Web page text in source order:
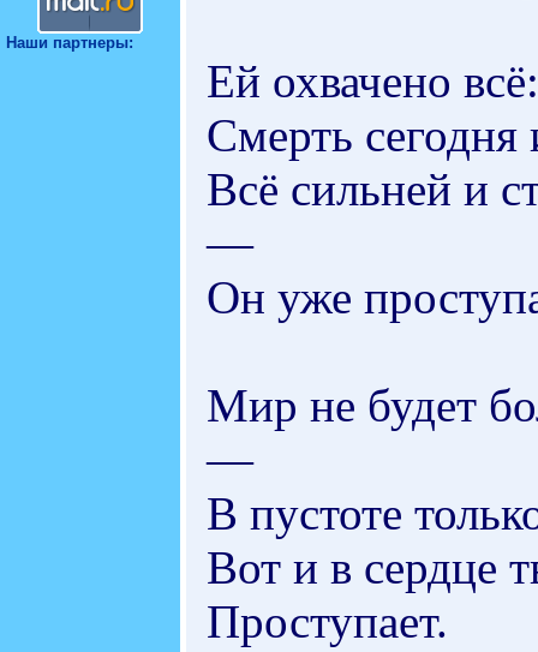
Наши партнеры:
Ей охвачено
Смерть
Всё сильней и
—
Он уже
Мир не будет
—
В пустоте
Вот и в сердце
Проступает.